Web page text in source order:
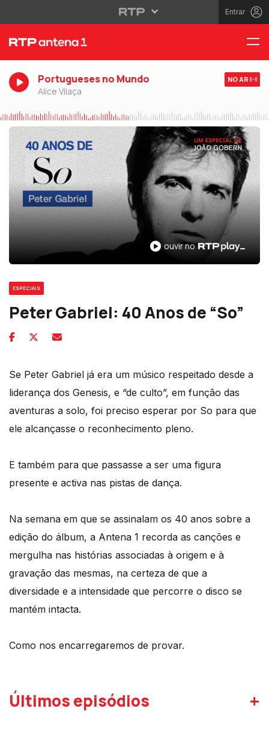
Entrar
Portugueses no Mundo
Alice Vilaça
NO AR
ouvir no
ESPECIAIS
Peter Gabriel: 40 Anos de “So”
Se Peter Gabriel já era um músico respeitado desde a
liderança dos Genesis, e “de culto”, em função das
aventuras a solo, foi preciso esperar por So para que
ele alcançasse o reconhecimento pleno.
E também para que passasse a ser uma figura
presente e activa nas pistas de dança.
Na semana em que se assinalam os 40 anos sobre a
edição do álbum, a Antena 1 recorda as canções e
mergulha nas histórias associadas à origem e à
gravação das mesmas, na certeza de que a
diversidade e a intensidade que percorre o disco se
mantém intacta.
Como nos encarregaremos de provar.
Últimos episódios +